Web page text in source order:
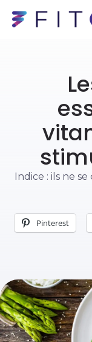
Indice : ils ne
Pinterest